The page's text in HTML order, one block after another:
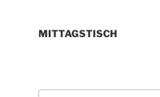
MITTAGSTISCH